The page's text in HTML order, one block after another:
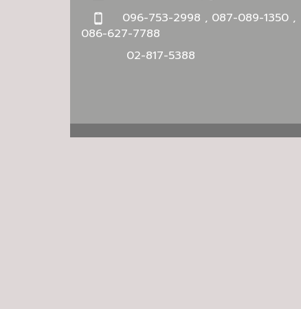
096-753-2998 , 087-089-1350 ,
086-627-7788
02-817-5388